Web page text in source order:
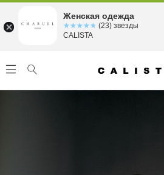
Женская одежда
☆☆☆☆☆
★★★★★ (23) звезды
CALISTA